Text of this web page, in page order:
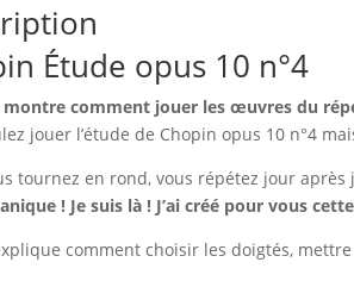
Étude opus 10 n°4
montre comment jouer les œuvres du
jouer l’étude de Chopin opus 10 n°4
tournez en rond, vous répétez jour
! Je suis là ! J’ai créé pour vous
comment choisir les doigtés,